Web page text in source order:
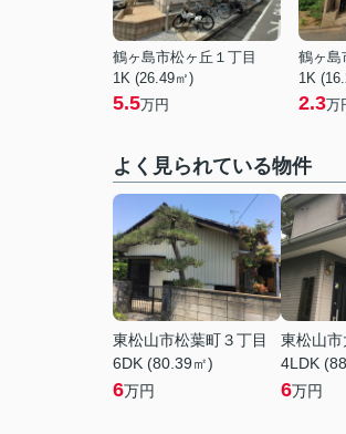
鶴ヶ島市松ヶ丘１丁目
1K (26.49㎡)
5.5万円
鶴ヶ島
1K
2.3万
よく見られている物件
東松山市松葉町３丁目
6DK (80.39㎡)
6万円
東松山
4LDK
6万円